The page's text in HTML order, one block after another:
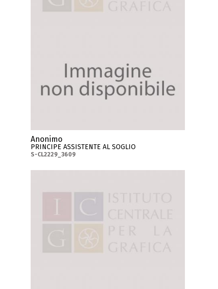
Anonimo
PRINCIPE ASSISTENTE AL SOGLIO
S-CL2229_3609